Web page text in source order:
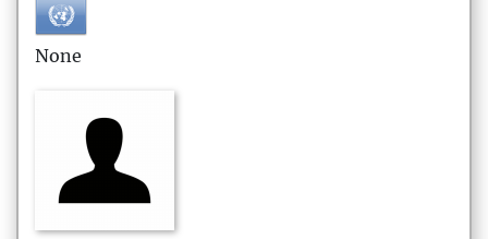
None